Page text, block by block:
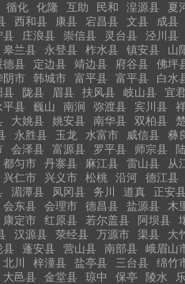
循化 化隆 互助 民和 湟源县 夏
西和县 康县 宕昌县 文县 成县
县 庄浪县 崇信县 灵台县 泾川县
皋兰县 永登县 柞水县 镇安县 山
德县 定边县 靖边县 府谷县 佛坪
阴市 韩城市 富平县 富平县 白水
县 陇县 眉县 扶风县 岐山县 宜
平县 巍山 南涧 弥渡县 宾川县
大姚县 姚安县 南华县 双柏县
永胜县 玉龙 水富市 威信县 彝
会泽县 富源县 罗平县 师宗县
都匀市 丹寨县 麻江县 雷山县 从
兴仁市 兴义市 松桃 沿河 德江县
湄潭县 凤冈县 务川 道真 正安
会东县 会理市 德昌县 盐源县 木
康定市 红原县 若尔盖县 阿坝县
汉源县 荥经县 万源市 渠县 大
县 蓬安县 营山县 南部县 峨眉山
北川 梓潼县 盐亭县 三台县 绵竹
大邑县 金堂县 琼中 保亭 陵水